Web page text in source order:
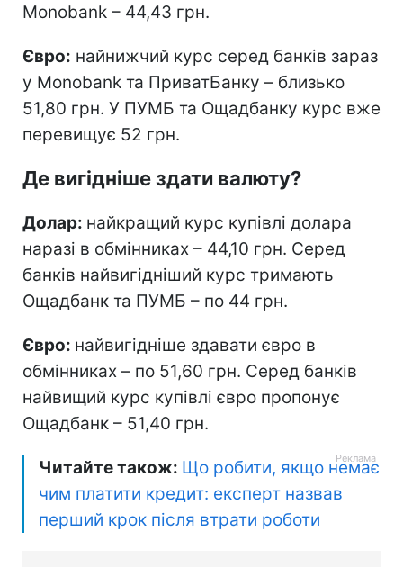
Monobank – 44,43 грн.
Євро: найнижчий курс серед банків зараз
у Monobank та ПриватБанку – близько
51,80 грн. У ПУМБ та Ощадбанку курс вже
перевищує 52 грн.
Де вигідніше здати валюту?
Долар: найкращий курс купівлі долара
наразі в обмінниках – 44,10 грн. Серед
банків найвигідніший курс тримають
Ощадбанк та ПУМБ – по 44 грн.
Євро: найвигідніше здавати євро в
обмінниках – по 51,60 грн. Серед банків
найвищий курс купівлі євро пропонує
Ощадбанк – 51,40 грн.
Читайте також: Що робити, якщо немає
чим платити кредит: експерт назвав
перший крок після втрати роботи